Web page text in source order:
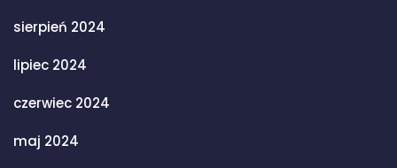
sierpień 2024
lipiec 2024
czerwiec 2024
maj 2024